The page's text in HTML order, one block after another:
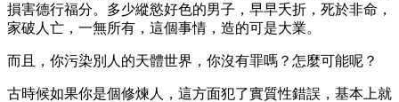
損害德行福分。多少縱慾好色的男子，早早夭折，死於非命，
家破人亡，一無所有，這個事情，造的可是大業。
而且，你污染別人的天體世界，你沒有罪嗎？怎麼可能呢？
古時候如果你是個修煉人，這方面犯了實質性錯誤，基本上就